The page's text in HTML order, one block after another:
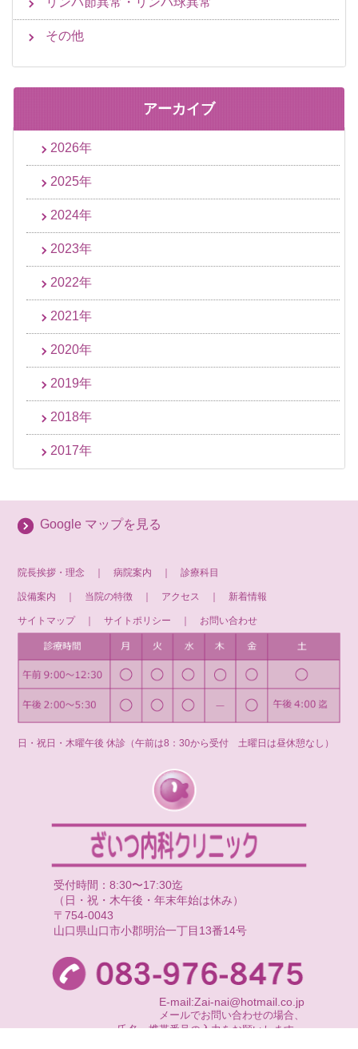
その他
アーカイブ
2026年
2025年
2024年
2023年
2022年
2021年
2020年
2019年
2018年
2017年
Google マップを見る
院長挨拶・理念 ｜病院案内 ｜診療科目
設備案内 当院の特徴 アクセス 新着情報
サイトマップ｜サイトポリシー お問い合わせ
日・祝日・木曜午後 休診（午前は8：30から受付 土曜日は昼休憩なし）
受付時間：8:30〜17:30迄
（日・祝・木午後・年末年始は休み）
〒754-0043
山口県山口市小郡明治一丁目13番14号
E-mail:Zai-nai@hotmail.co.jp
メールでお問い合わせの場合、
氏名・携帯番号の入力をお願いします。